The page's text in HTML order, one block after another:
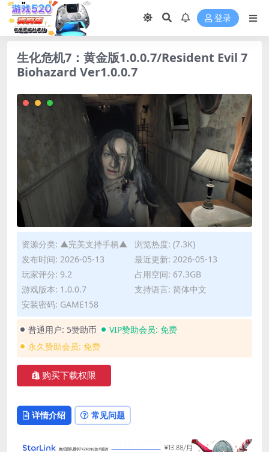
登录
生化危机7：黄金版1.0.0.7/Resident Evil 7
Biohazard Ver1.0.0.7
资源分类: ▲完美支持手柄▲
浏览热度: (7.3K)
发布时间: 2026-05-13
最近更新: 2026-05-13
玩家评分: 9.2
占用空间: 67.3GB
游戏版本: 1.0.0.7
支持语言: 简体中文
安装密码: GAME158
普通用户: 5赞助币 VIP赞助会员: 免费
永久赞助会员: 免费
购买下载权限
详情介绍 常见问题